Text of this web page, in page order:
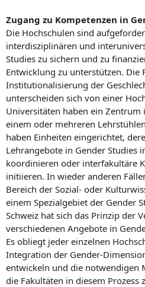
Zugang zu Kompetenzen in
Die Hochschulen sind
interdisziplinären und
Studies zu sichern und zu
Entwicklung zu unterstützen. Die
Institutionalisierung der
unterscheiden sich von einer
Universitäten haben ein Zentrum
einem oder mehreren
haben Einheiten eingerichtet,
Lehrangebote in Gender Studies
koordinieren oder interfakultäre
initiieren. In wieder anderen
Bereich der Sozial- oder
einem Spezialgebiet der Gender
Schweiz hat sich das Prinzip der
verschiedenen Angebote in
Es obliegt jeder einzelnen
Integration der Gender-
entwickeln und die notwendigen
die Fakultäten in diesem Prozess